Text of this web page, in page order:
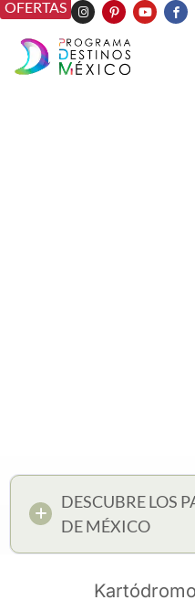
OFERTAS
DESCUBRE LOS
DE MÉXICO